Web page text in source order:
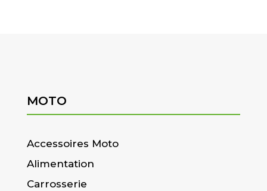
MOTO
Accessoires Moto
Alimentation
Carrosserie